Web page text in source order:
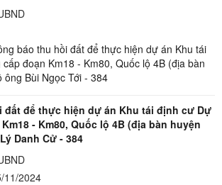
báo thu hồi đất để thực hiện dự án Khu tái
đoạn Km18 - Km80, Quốc lộ 4B (địa bàn
Bùi Ngọc Tới - 384
đất để thực hiện dự án Khu tái định cư Dự
- Km80, Quốc lộ 4B (địa bàn huyện
Danh Cử - 384
11/2024